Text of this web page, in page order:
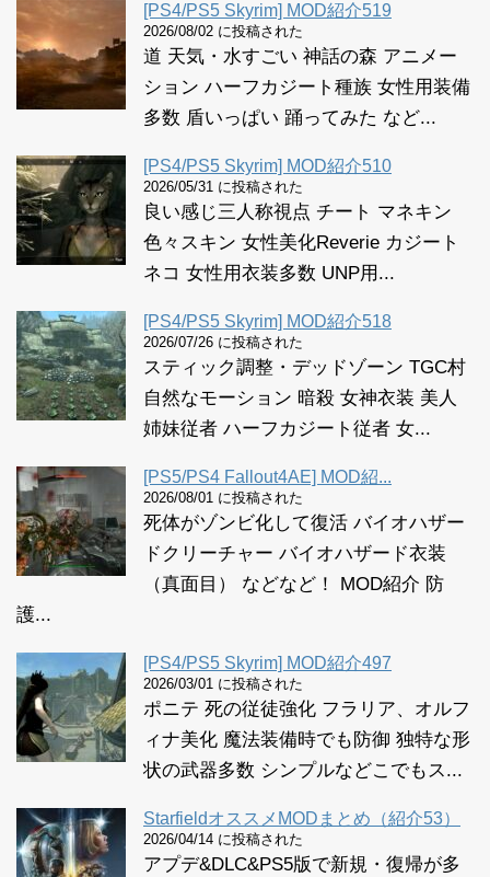
[PS4/PS5 Skyrim] MOD紹介519
2026/08/02 に投稿された
道 天気・水すごい 神話の森 アニメー
ション ハーフカジート種族 女性用装備
多数 盾いっぱい 踊ってみた など...
[PS4/PS5 Skyrim] MOD紹介510
2026/05/31 に投稿された
良い感じ三人称視点 チート マネキン
色々スキン 女性美化Reverie カジート
ネコ 女性用衣装多数 UNP用...
[PS4/PS5 Skyrim] MOD紹介518
2026/07/26 に投稿された
スティック調整・デッドゾーン TGC村
自然なモーション 暗殺 女神衣装 美人
姉妹従者 ハーフカジート従者 女...
[PS5/PS4 Fallout4AE] MOD紹...
2026/08/01 に投稿された
死体がゾンビ化して復活 バイオハザー
ドクリーチャー バイオハザード衣装
（真面目） などなど！ MOD紹介 防
護...
[PS4/PS5 Skyrim] MOD紹介497
2026/03/01 に投稿された
ポニテ 死の従徒強化 フラリア、オルフ
ィナ美化 魔法装備時でも防御 独特な形
状の武器多数 シンプルなどこでもス...
StarfieldオススメMODまとめ（紹介53）
2026/04/14 に投稿された
アプデ&DLC&PS5版で新規・復帰が多